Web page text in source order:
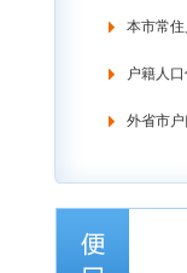
外省市